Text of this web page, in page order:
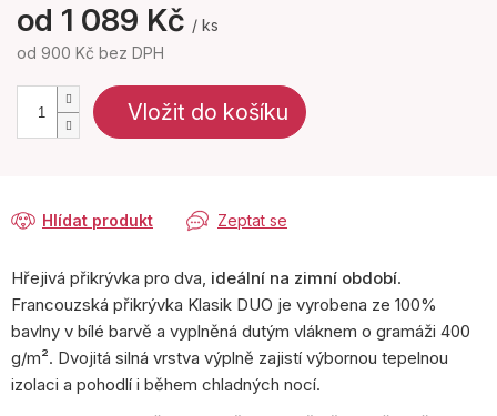
od 1 089 Kč / ks
od 900 Kč bez DPH
Vložit do košíku
Zeptat se
Hlídat produkt
Hřejivá přikrývka pro dva, ideální na zimní období.
Francouzská přikrývka Klasik DUO je vyrobena ze 100%
bavlny v bílé barvě a vyplněná dutým vláknem o gramáži 400
g/m². Dvojitá silná vrstva výplně zajistí výbornou tepelnou
izolaci a pohodlí i během chladných nocí.